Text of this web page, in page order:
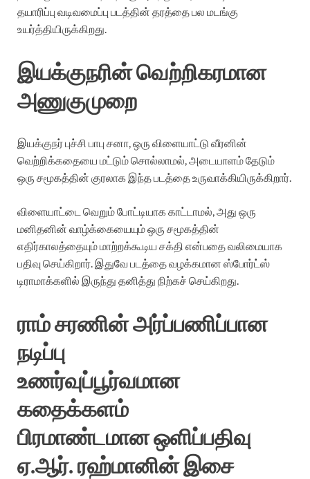
தயாரிப்பு வடிவமைப்பு படத்தின் தரத்தை பல மடங்கு
உயர்த்தியிருக்கிறது.
இயக்குநரின் வெற்றிகரமான
அணுகுமுறை
இயக்குநர் புச்சி பாபு சனா, ஒரு விளையாட்டு வீரனின்
வெற்றிக்கதையை மட்டும் சொல்லாமல், அடையாளம் தேடும்
ஒரு சமூகத்தின் குரலாக இந்த படத்தை உருவாக்கியிருக்கிறார்.
விளையாட்டை வெறும் போட்டியாக காட்டாமல், அது ஒரு
மனிதனின் வாழ்க்கையையும் ஒரு சமூகத்தின்
எதிர்காலத்தையும் மாற்றக்கூடிய சக்தி என்பதை வலிமையாக
பதிவு செய்கிறார். இதுவே படத்தை வழக்கமான ஸ்போர்ட்ஸ்
டிராமாக்களில் இருந்து தனித்து நிற்கச் செய்கிறது.
ராம் சரணின் அர்ப்பணிப்பான
நடிப்பு
உணர்வுப்பூர்வமான
கதைக்களம்
பிரமாண்டமான ஒளிப்பதிவு
ஏ.ஆர். ரஹ்மானின் இசை